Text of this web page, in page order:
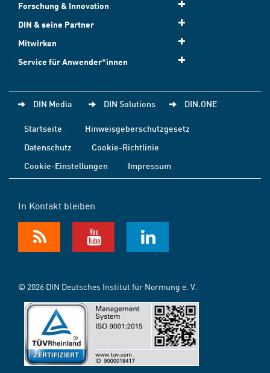
Forschung & Innovation
DIN & seine Partner
Mitwirken
Service für Anwender*innen
DIN Media DIN Solutions DIN.ONE
Startseite
Hinweisgeberschutzgesetz
Datenschutz
Cookie-Richtlinie
Cookie-Einstellungen
Impressum
In Kontakt bleiben
© 2026 DIN Deutsches Institut für Normung e. V.